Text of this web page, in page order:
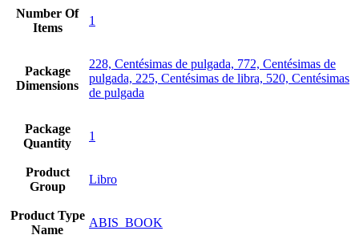
Number Of
Items
1
Package
Dimensions
228, Centésimas de pulgada, 772, Centésimas de
pulgada, 225, Centésimas de libra, 520, Centésimas
de pulgada
Package
Quantity
1
Product
Group
Libro
Product Type
Name
ABIS_BOOK